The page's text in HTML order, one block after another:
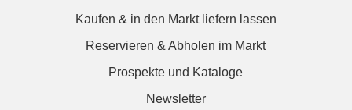
Kaufen & in den Markt liefern lassen
Reservieren & Abholen im Markt
Prospekte und Kataloge
Newsletter